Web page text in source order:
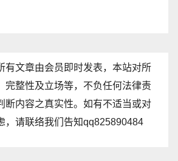
有文章由会员即时发表，本站对所
完整性及立场等，不负任何法律责
断内容之真实性。如有不适当或对
，请联络我们告知qq825890484